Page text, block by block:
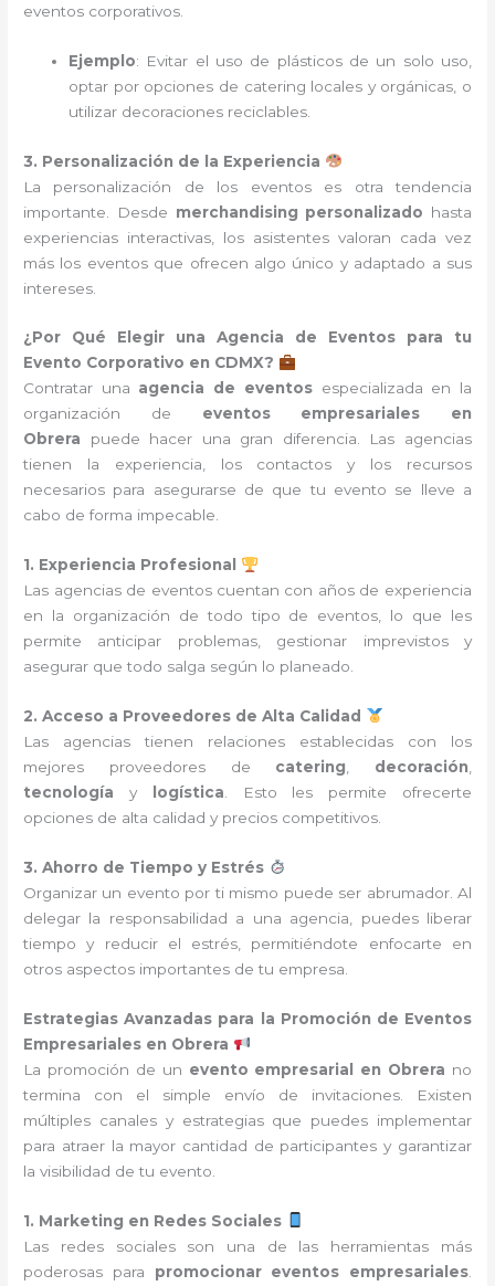
eventos corporativos.
Ejemplo: Evitar el uso de plásticos de un solo uso,
optar por opciones de catering locales y orgánicas, o
utilizar decoraciones reciclables.
3. Personalización de la Experiencia
La personalización de los eventos es otra tendencia
importante. Desde merchandising personalizado hasta
experiencias interactivas, los asistentes valoran cada vez
más los eventos que ofrecen algo único y adaptado a sus
intereses.
¿Por Qué Elegir una Agencia de Eventos para tu
Evento Corporativo en CDMX?
Contratar una agencia de eventosespecializada en la
organización de eventos empresariales en
Obrera puede hacer una gran diferencia. Las agencias
tienen la experiencia, los contactos y los recursos
necesarios para asegurarse de que tu evento se lleve a
cabo de forma impecable.
1. Experiencia Profesional
Las agencias de eventos cuentan con años de experiencia
en la organización de todo tipo de eventos, lo que les
permite anticipar problemas, gestionar imprevistos y
asegurar que todo salga según lo planeado.
2. Acceso a Proveedores de Alta Calidad
Las agencias tienen relaciones establecidas con los
mejores proveedores de catering decoración
tecnología y logística . Esto les permite ofrecerte
opciones de alta calidad y precios competitivos.
3. Ahorro de Tiempo y Estrés
Organizar un evento por ti mismo puede ser abrumador. Al
delegar la responsabilidad a una agencia, puedes liberar
tiempo y reducir el estrés, permitiéndote enfocarte en
otros aspectos importantes de tu empresa.
Estrategias Avanzadas para la Promoción de Eventos
Empresariales en Obrera
La promoción de un evento empresarial en Obrera no
termina con el simple envío de invitaciones. Existen
múltiples canales y estrategias que puedes implementar
para atraer la mayor cantidad de participantes y garantizar
la visibilidad de tu evento.
1. Marketing en Redes Sociales
Las redes sociales son una de las herramientas más
poderosas para promocionar eventos empresariales.